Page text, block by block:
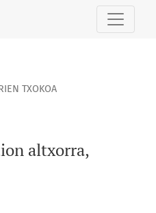
TXOKOA
altxorra,